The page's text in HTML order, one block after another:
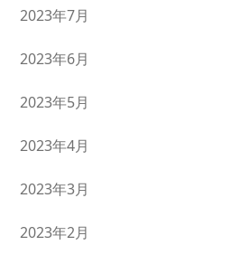
2023年7月
2023年6月
2023年5月
2023年4月
2023年3月
2023年2月